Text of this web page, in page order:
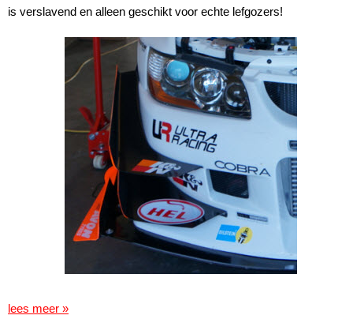
is verslavend en alleen geschikt voor echte lefgozers!
lees meer »